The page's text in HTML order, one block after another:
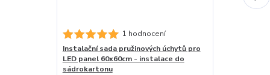
1 hodnocení
Instalační sada pružinových úchytů pro
LED panel 60x60cm - instalace do
sádrokartonu